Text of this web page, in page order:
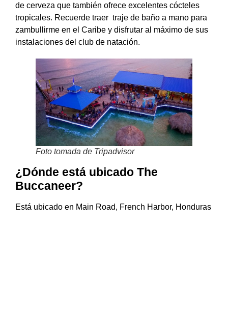
de cerveza que también ofrece excelentes cócteles
tropicales. Recuerde traer traje de baño a mano para
zambullirme en el Caribe y disfrutar al máximo de sus
instalaciones del club de natación.
Foto tomada de Tripadvisor
¿Dónde está ubicado The
Buccaneer?
Está ubicado en Main Road, French Harbor, Honduras